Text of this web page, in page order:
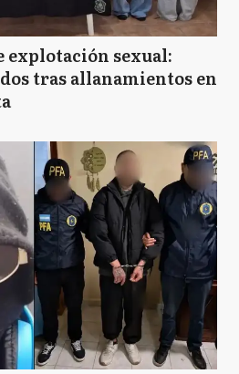
explotación sexual:
tras allanamientos en